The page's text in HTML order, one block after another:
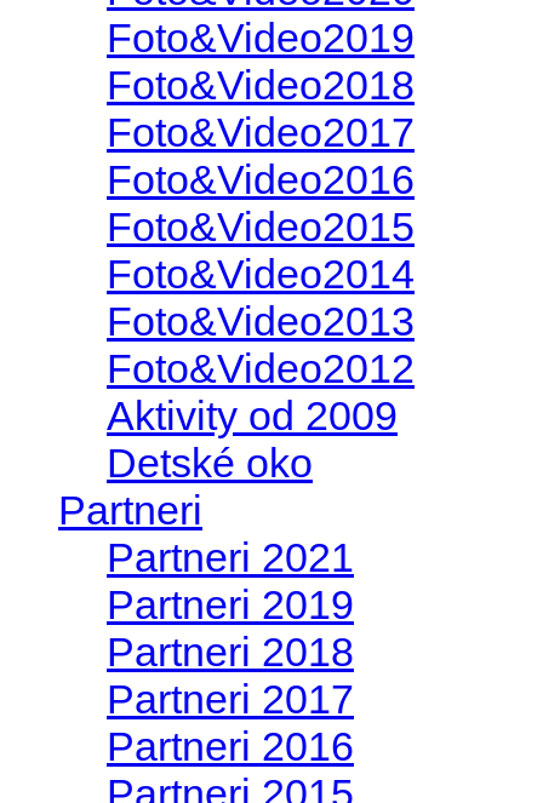
Foto&Video2019
Foto&Video2018
Foto&Video2017
Foto&Video2016
Foto&Video2015
Foto&Video2014
Foto&Video2013
Foto&Video2012
Aktivity od 2009
Detské oko
Partneri
Partneri 2021
Partneri 2019
Partneri 2018
Partneri 2017
Partneri 2016
Partneri 2015